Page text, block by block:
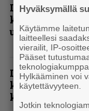
Inferno valikoi
kovimmat levyt
ulkomaisten
Inferno valitsi
kovimmat
Hyväksymällä
Käytämme
laitteellesi
vierailit, IP-
Pääset
Hylkääminen voi
käytettävyyteen.
Jotkin